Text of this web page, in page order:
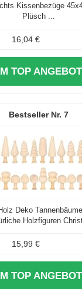
Kissenbezüge
Plüsch ...
16,04 €
TOP
7
Deko
Holzfiguren
15,99 €
TOP